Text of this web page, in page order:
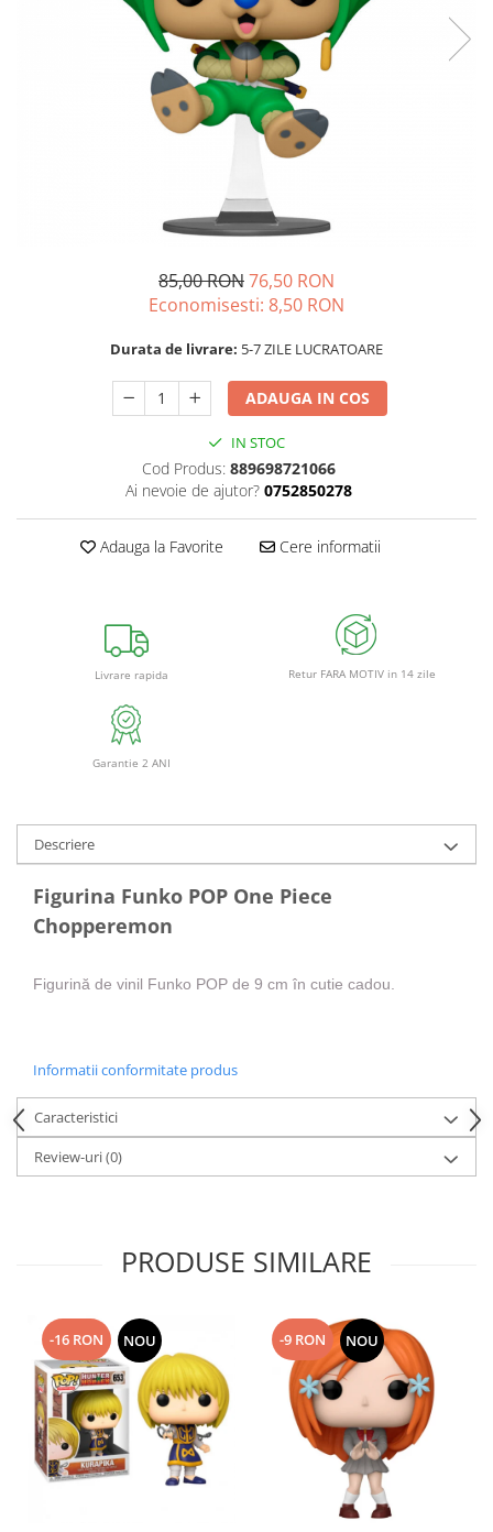
85,00 RON76,50 RON
Economisesti: 8,50 RON
Durata de livrare: 5-7 ZILE LUCRATOARE
ADAUGA IN COS
IN STOC
Cod Produs: 889698721066
Ai nevoie de ajutor? 0752850278
Adauga la Favorite Cere informatii
Livrare rapida Retur FARA MOTIV in 14 zile
Garantie 2 ANI
Descriere
Figurina Funko POP One Piece
Chopperemon
Figurină de vinil Funko POP de 9 cm în cutie cadou.
Informatii conformitate produs
Caracteristici
Review-uri(0)
PRODUSE SIMILARE
-16 RON NOU -9 RON NOU